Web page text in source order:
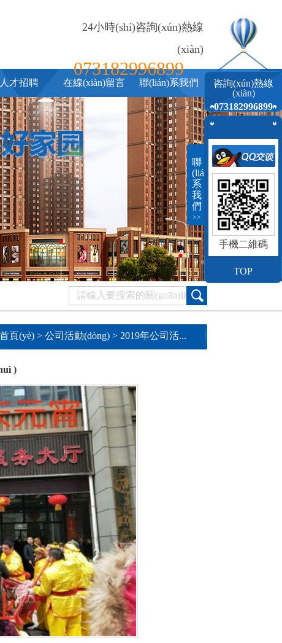
24小時(shí)咨詢(xún)熱線
(xiàn)
073182996899
人才招聘 在線(xiàn)留言 聯(lián)系我們
頁(yè) > 公司活動(dòng) > 2019年公司活...
)
咨詢(xún)熱線
(xiàn)
073182996899
手機二維碼
TOP
聯
(lián)
系
我
們
>>